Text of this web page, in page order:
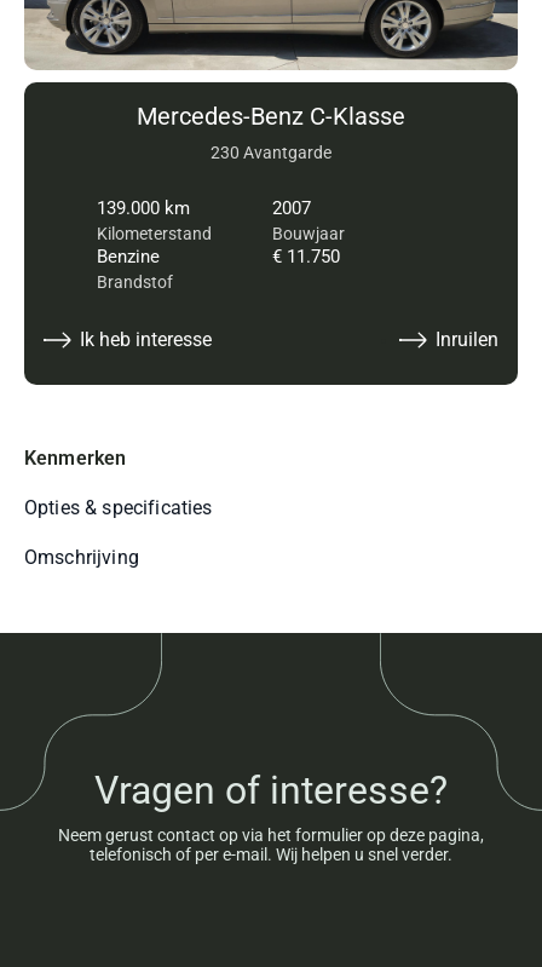
Mercedes-Benz C-Klasse
230 Avantgarde
139.000 km
Kilometerstand
2007
Bouwjaar
Benzine
Brandstof
€ 11.750
Ik heb interesse Inruilen
Kenmerken
Opties & specificaties
Omschrijving
Vragen of interesse?
Neem gerust contact op via het formulier op deze pagina,
telefonisch of per e-mail. Wij helpen u snel verder.